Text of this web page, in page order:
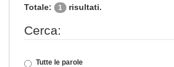
Totale: 1 risultati.
Cerca:
Tutte le parole